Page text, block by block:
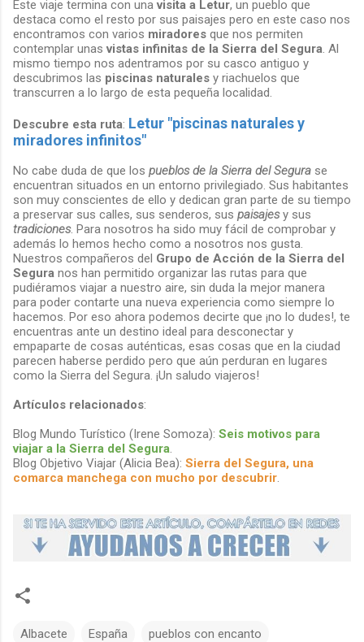
Este viaje termina con unavisita a Letur, un pueblo que
destaca como el resto por sus paisajes pero en este caso nos
encontramos con varios miradores que nos permiten
contemplar unasvistas infinitas de la Sierra del Segura . Al
mismo tiempo nos adentramos por su casco antiguo y
descubrimos las piscinas naturales y riachuelos que
transcurren a lo largo de esta pequeña localidad.
Descubre esta ruta: Letur "piscinas naturales y
miradores infinitos"
No cabe duda de que los pueblos de la Sierra del Segura se
encuentran situados en un entorno privilegiado. Sus habitantes
son muy conscientes de ello y dedican gran parte de su tiempo
a preservar sus calles, sus senderos, sus paisajesy sus
tradiciones. Para nosotros ha sido muy fácil de comprobar y
además lo hemos hecho como a nosotros nos gusta.
Nuestros compañeros del Grupo de Acción de la Sierra del
Segura nos han permitido organizar las rutas para que
pudiéramos viajar a nuestro aire, sin duda la mejor manera
para poder contarte una nueva experiencia como siempre lo
hacemos. Por eso ahora podemos decirte que ¡no lo dudes!, te
encuentras ante un destino ideal para desconectar y
empaparte de cosas auténticas, esas cosas que en la ciudad
parecen haberse perdido pero que aún perduran en lugares
como la Sierra del Segura. ¡Un saludo viajeros!
Artículos relacionados:
Blog Mundo Turístico (Irene Somoza): Seis motivos para
viajar a la Sierra del Segura
Blog Objetivo Viajar (Alicia Bea): Sierra del Segura, una
comarca manchega con mucho por descubrir
Albacete España pueblos con encanto